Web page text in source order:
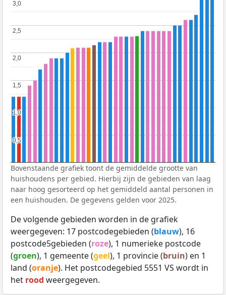
0,5
0,5
1,0
1,0
1,5
1,5
2,0
2,0
2,5
2,5
3,0
3,0
Bovenstaande grafiek toont de gemiddelde grootte van
huishoudens per gebied. Hierbij zijn de gebieden van laag
naar hoog gesorteerd op het gemiddeld aantal personen in
een huishouden. De gegevens gelden voor 2025.
De volgende gebieden worden in de grafiek
weergegeven: 17 postcodegebieden (blauw), 16
postcode5gebieden (roze), 1 numerieke postcode
(groen), 1 gemeente (geel), 1 provincie (bruin) en 1
land (oranje). Het postcodegebied 5551 VS wordt in
het rood weergegeven.